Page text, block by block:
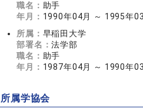
職名： 助手
年月： 1990年04月 ～ 1995年
所属： 早稲田大学
部署名：法学部
職名： 助手
年月： 1987年04月 ～ 1990年
所属学協会